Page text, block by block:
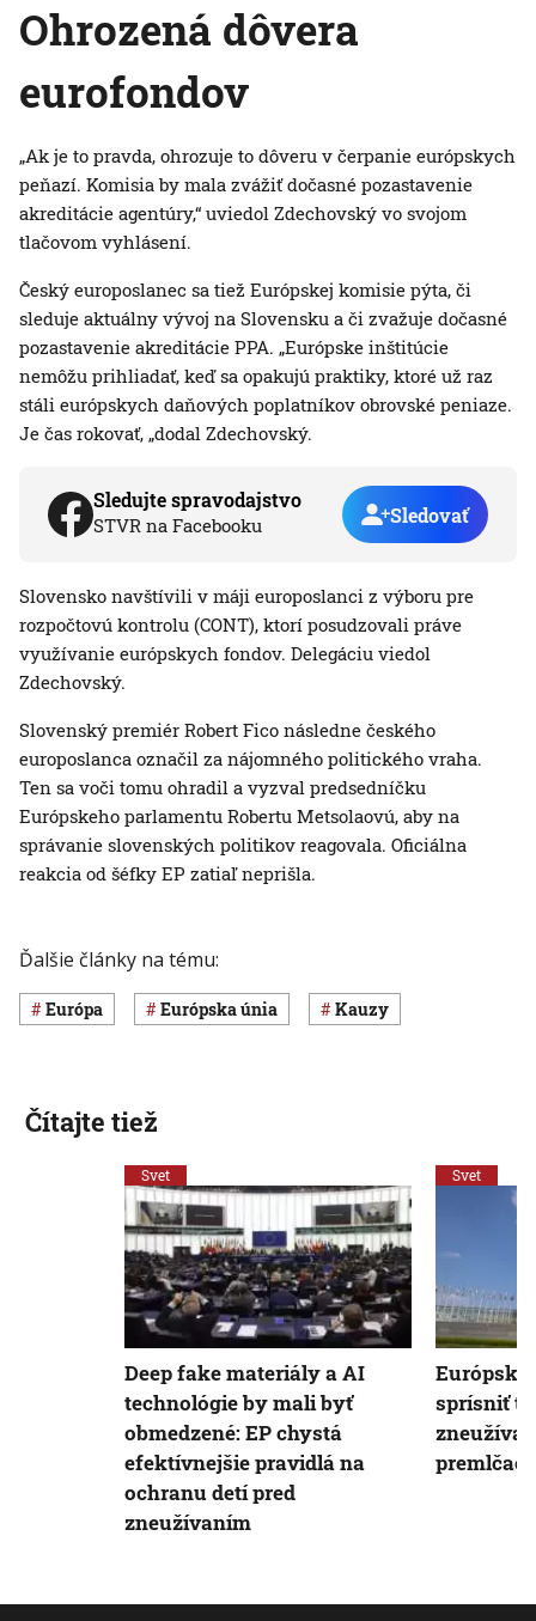
Ohrozená dôvera
eurofondov
„Ak je to pravda, ohrozuje to dôveru v čerpanie európskych
peňazí. Komisia by mala zvážiť dočasné pozastavenie
akreditácie agentúry,“ uviedol Zdechovský vo svojom
tlačovom vyhlásení.
Český europoslanec sa tiež Európskej komisie pýta, či
sleduje aktuálny vývoj na Slovensku a či zvažuje dočasné
pozastavenie akreditácie PPA. „Európske inštitúcie
nemôžu prihliadať, keď sa opakujú praktiky, ktoré už raz
stáli európskych daňových poplatníkov obrovské peniaze.
Je čas rokovať, „dodal Zdechovský.
Sledujte spravodajstvo
STVR na Facebooku Sledovať
Slovensko navštívili v máji europoslanci z výboru pre
rozpočtovú kontrolu (CONT), ktorí posudzovali práve
využívanie európskych fondov. Delegáciu viedol
Zdechovský.
Slovenský premiér Robert Fico následne českého
europoslanca označil za nájomného politického vraha.
Ten sa voči tomu ohradil a vyzval predsedníčku
Európskeho parlamentu Robertu Metsolaovú, aby na
správanie slovenských politikov reagovala. Oficiálna
reakcia od šéfky EP zatiaľ neprišla.
Ďalšie články na tému:
Európa Európska únia kauzy
Čítajte tiež
Svet
Deep fake materiály a AI
technológie by mali byť
obmedzené: EP chystá
efektívnejšie pravidlá na
ochranu detí pred
zneužívaním
Svet
Európsky
sprísniť